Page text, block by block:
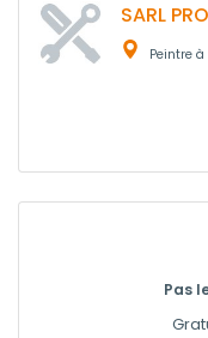
SARL
Peintre
Pas